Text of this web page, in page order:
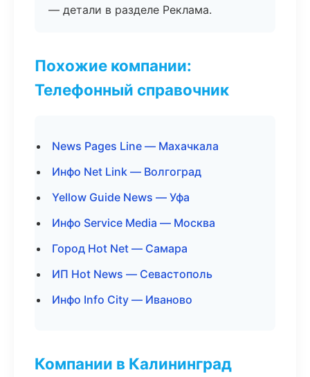
— детали в разделе Реклама.
Похожие компании:
Телефонный справочник
News Pages Line — Махачкала
Инфо Net Link — Волгоград
Yellow Guide News — Уфа
Инфо Service Media — Москва
Город Hot Net — Самара
ИП Hot News — Севастополь
Инфо Info City — Иваново
Компании в Калининград